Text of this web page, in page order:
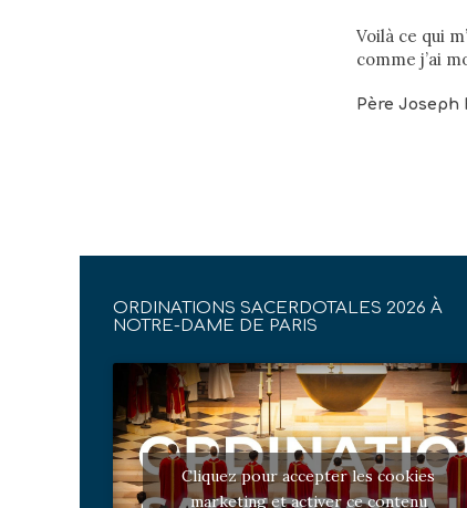
Voilà ce qui
comme j’ai
Père Joseph
ORDINATIONS SACERDOTALES 2026 À
NOTRE-DAME DE PARIS
Cliquez pour accepter les cookies
marketing et activer ce contenu